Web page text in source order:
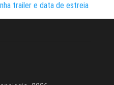
trailer e data de estreia